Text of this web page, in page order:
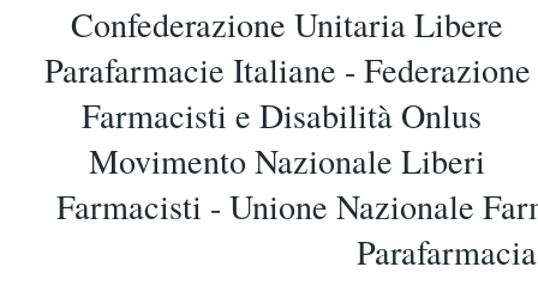
Confederazione Unitaria Libere
Parafarmacie Italiane - Federazione
Farmacisti e Disabilità Onlus
Movimento Nazionale Liberi
Farmacisti - Unione Nazionale
Parafarmacia